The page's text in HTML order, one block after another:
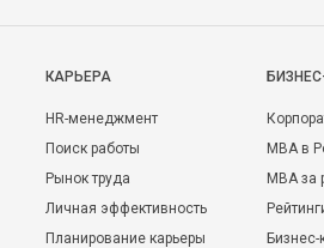
КАРЬЕРА
HR-менеджмент
Поиск работы
Рынок труда
Личная эффективность
Планирование карьеры
MBA в
MBA
Бизнес-